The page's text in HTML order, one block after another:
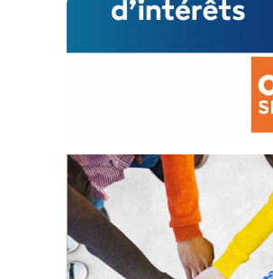
La prévention des conflits
d’intérêts
18 septembre 2023
FEUILLETER